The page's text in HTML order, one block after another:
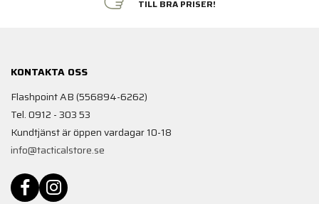
TILL BRA PRISER!
KONTAKTA OSS
Flashpoint AB (556894-6262)
Tel. 0912 - 303 53
Kundtjänst är öppen vardagar 10-18
info@tacticalstore.se